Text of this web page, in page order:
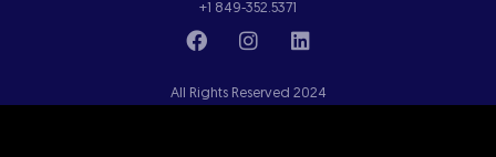
+1 849-352.5371
All Rights Reserved 2024